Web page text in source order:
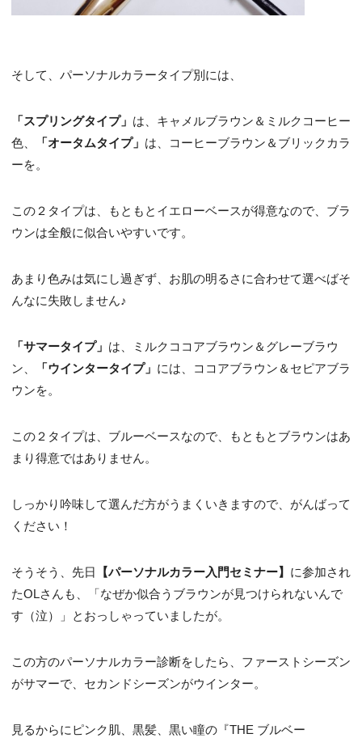
そして、パーソナルカラータイプ別には、
「スプリングタイプ」 は、キャメルブラウン＆ミルクコーヒー
色、
「オータムタイプ」 は、コーヒーブラウン＆ブリックカラ
ーを。
この２タイプは、もともとイエローベースが得意なので、ブラ
ウンは全般に似合いやすいです。
あまり色みは気にし過ぎず、お肌の明るさに合わせて選べばそ
んなに失敗しません♪
「サマータイプ」 は、ミルクココアブラウン＆グレーブラウ
ン、
「ウインタータイプ」 には、ココアブラウン＆セピアブラ
ウンを。
この２タイプは、ブルーベースなので、もともとブラウンはあ
まり得意ではありません。
しっかり吟味して選んだ方がうまくいきますので、がんばって
ください！
そうそう、先日 【パーソナルカラー入門セミナー】 に参加され
たOLさんも、「なぜか似合うブラウンが見つけられないんで
す（泣）」とおっしゃっていましたが。
この方のパーソナルカラー診断をしたら、ファーストシーズン
がサマーで、セカンドシーズンがウインター。
見るからにピンク肌、黒髪、黒い瞳の『THE ブルベー